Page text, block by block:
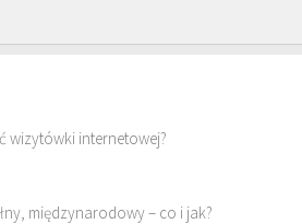
wizytówki internetowej?
międzynarodowy – co i jak?